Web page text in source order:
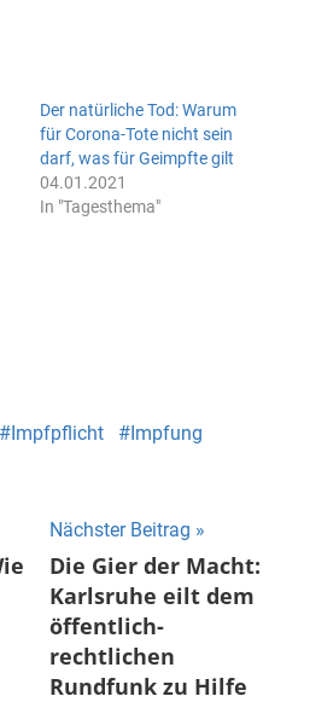
Der natürliche Tod: Warum
für Corona-Tote nicht sein
darf, was für Geimpfte gilt
04.01.2021
In "Tagesthema"
Impfpflicht
Impfung
Nächster Beitrag
Die Gier der Macht:
Karlsruhe eilt dem
öffentlich-
rechtlichen
Rundfunk zu Hilfe